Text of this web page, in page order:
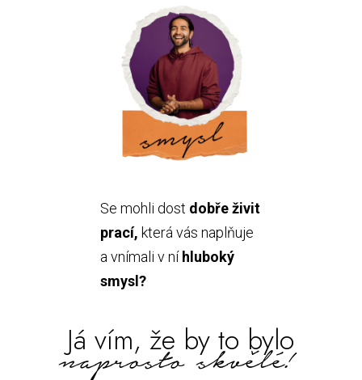
Se mohli dost dobře živit
prací, která vás naplňuje
a vnímali v ní hluboký
smysl?
Já vím, že by to bylo
naprosto skvělé!